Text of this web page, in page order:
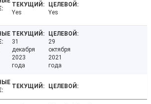
Yes Yes
31
декабря
2023
года
29
октября
2021
года